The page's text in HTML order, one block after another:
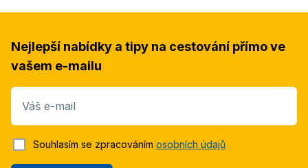
Nejlepší nabídky a tipy na cestování přímo ve
vašem e-mailu
Váš e-mail
Souhlasím se zpracováním osobních údajů